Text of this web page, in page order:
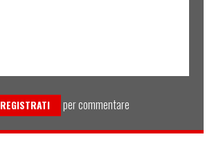
REGISTRATI per commentare